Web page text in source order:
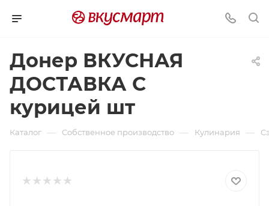
Донер ВКУСНАЯ
ДОСТАВКА С
курицей шт
Каталог — Собственное производство — Кулинария —